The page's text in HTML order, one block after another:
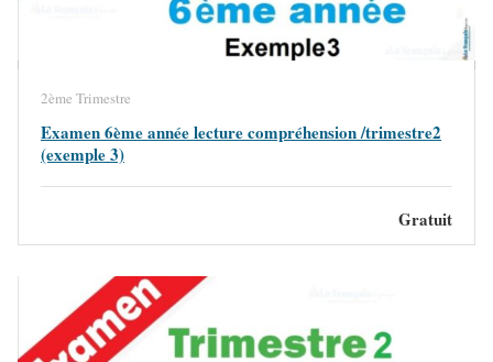
2ème Trimestre
Examen 6ème année lecture compréhension /trimestre2
(exemple 3)
Gratuit